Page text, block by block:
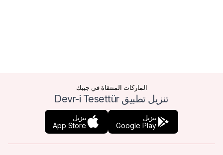
الماركات المنتقاة في جيبك
تنزيل تطبيق Devr-i Tesettür
تنزيل
Google Play
تنزيل
App Store